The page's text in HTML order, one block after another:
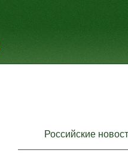
Российские